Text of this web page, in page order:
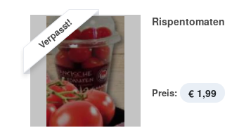
Verpasst! Rispentomaten
Preis: € 1,99